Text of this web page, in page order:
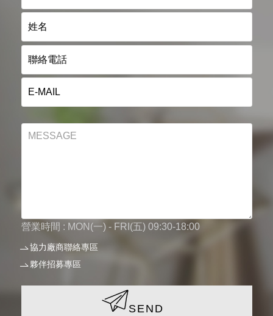
營業時間 : MON(一) - FRI(五) 09:30-18:00
協力廠商聯絡專區
夥伴招募專區
SEND